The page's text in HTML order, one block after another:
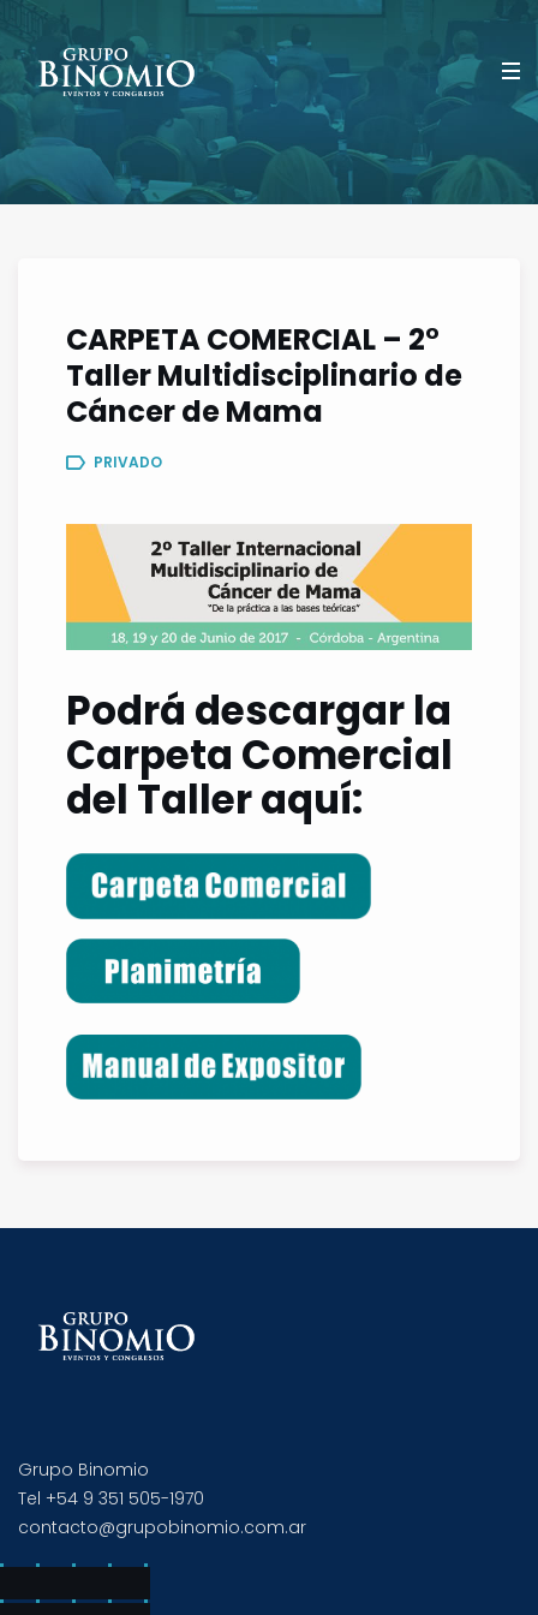
CARPETA COMERCIAL – 2°
Taller Multidisciplinario de
Cáncer de Mama
PRIVADO
Podrá descargar la
Carpeta Comercial
del Taller aquí:
Grupo Binomio
Tel +54 9 351 505-1970
contacto@grupobinomio.com.ar